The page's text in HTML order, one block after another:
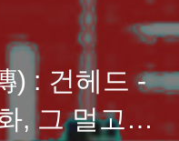
) : 건헤드 -
, 그 멀고도